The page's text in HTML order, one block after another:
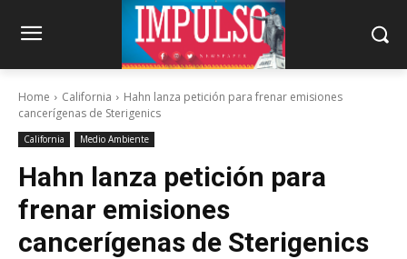
Home California
Hahn lanza petición para frenar emisiones
cancerígenas de Sterigenics
California Medio Ambiente
Hahn lanza petición para
frenar emisiones
cancerígenas de Sterigenics